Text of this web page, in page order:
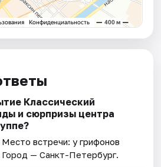
Классический
и сюрпризы центра
Место встречи: у грифонов
Город — Санкт-Петербург.